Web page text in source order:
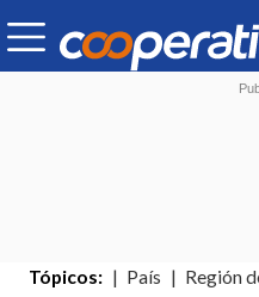
Tópicos: País Región